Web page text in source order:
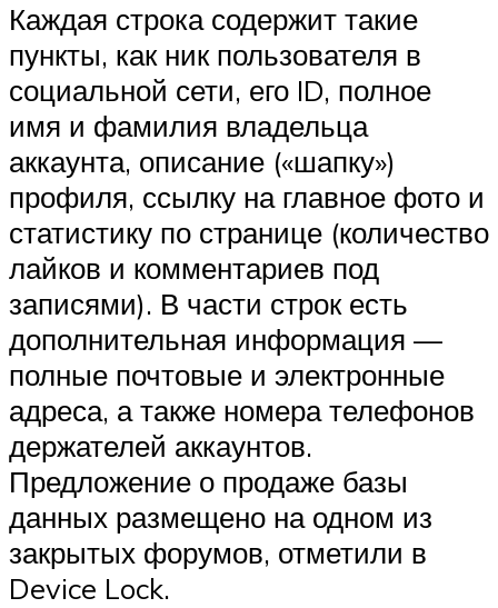
Каждая строка содержит такие
пункты, как ник пользователя в
социальной сети, его ID, полное
имя и фамилия владельца
аккаунта, описание («шапку»)
профиля, ссылку на главное фото и
статистику по странице (количество
лайков и комментариев под
записями). В части строк есть
дополнительная информация —
полные почтовые и электронные
адреса, а также номера телефонов
держателей аккаунтов.
Предложение о продаже базы
данных размещено на одном из
закрытых форумов, отметили в
Device Lock.